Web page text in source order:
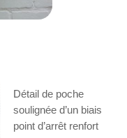
Détail de poche
soulignée d’un biais
point d’arrêt renfort